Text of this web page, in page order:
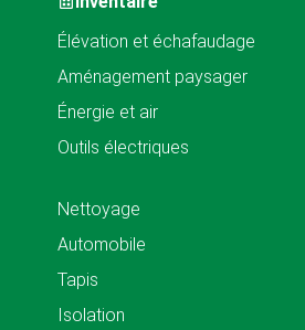
Élévation et échafaudage
Aménagement paysager
Énergie et air
Outils électriques
Nettoyage
Automobile
Tapis
Isolation